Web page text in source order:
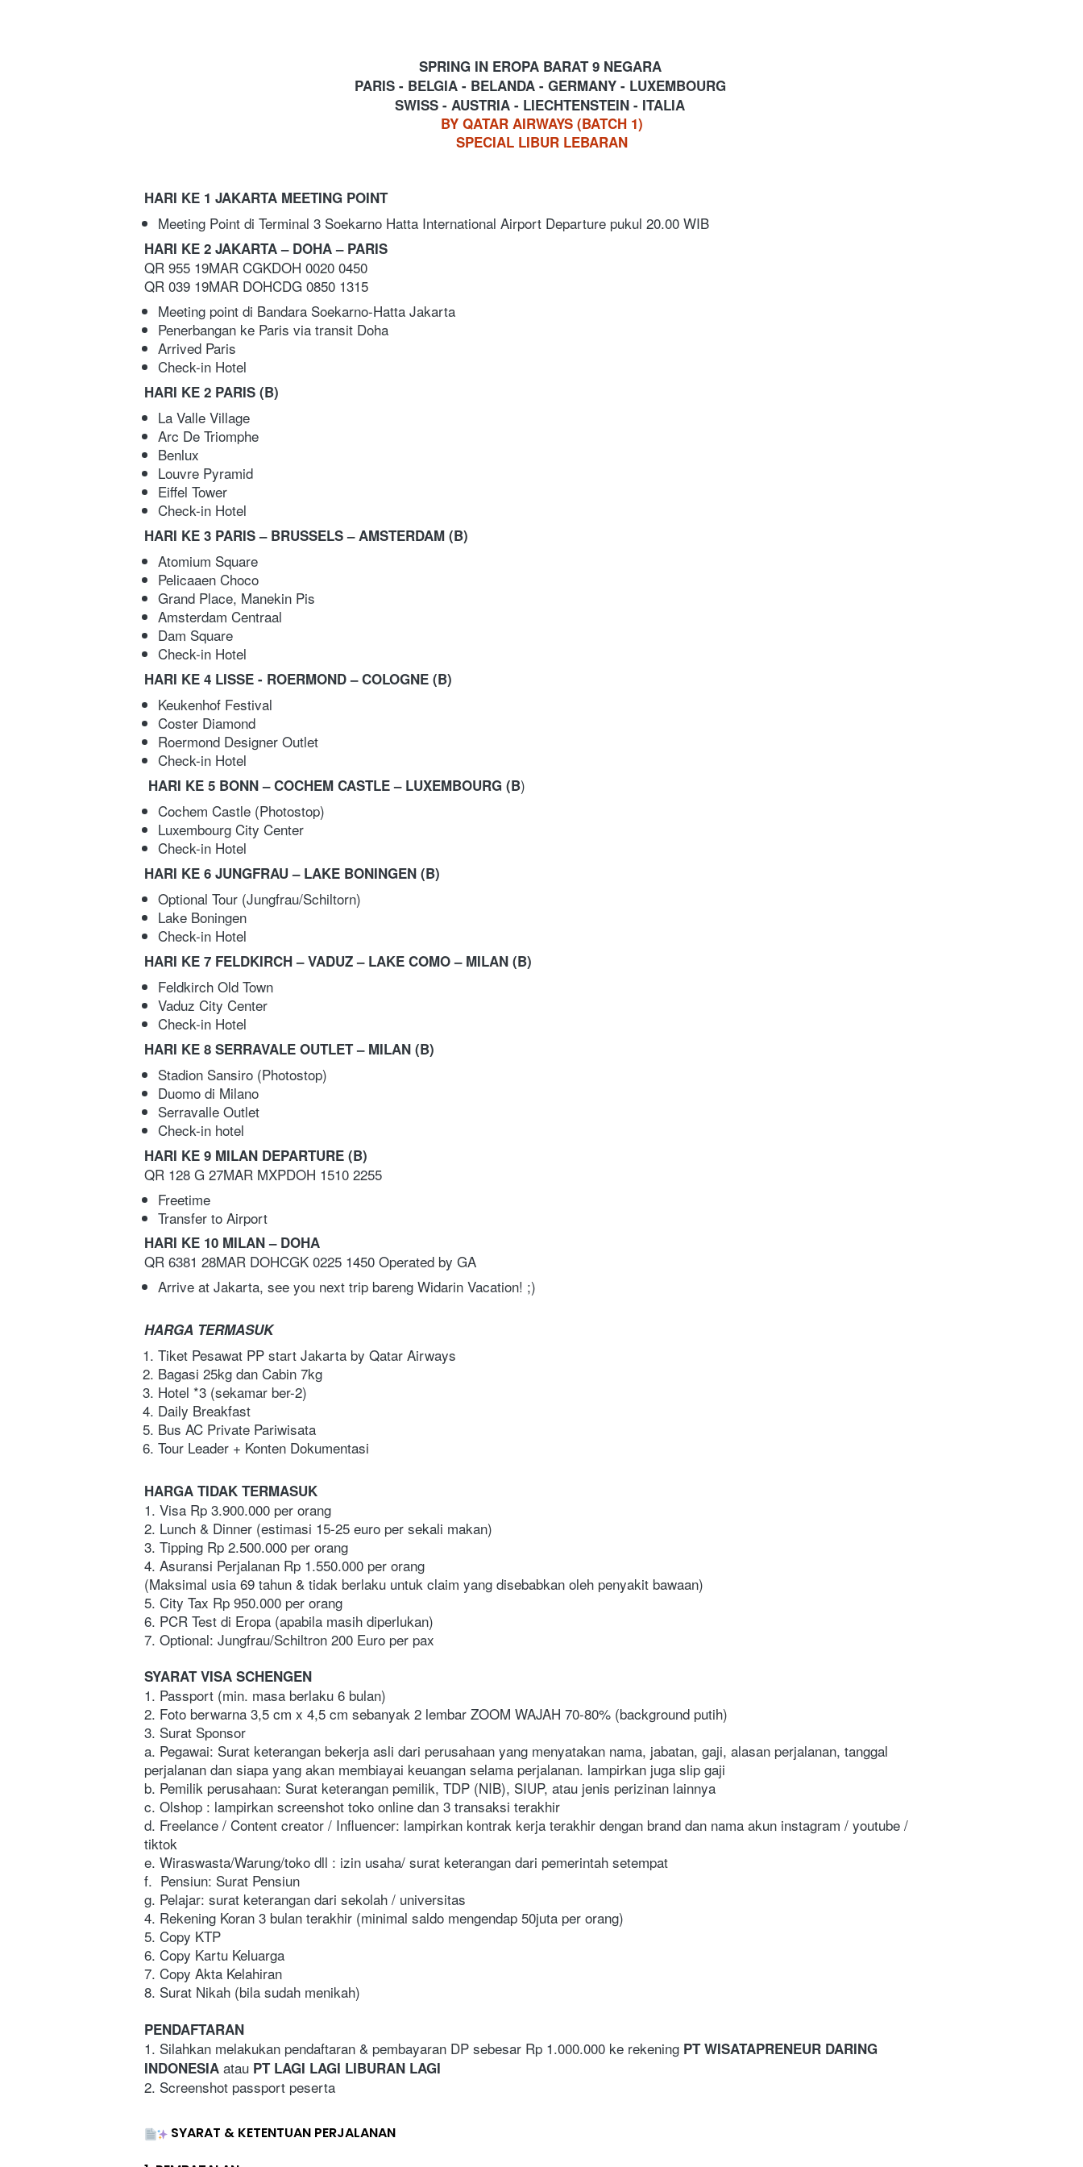
SPRING IN EROPA BARAT 9 NEGARA
PARIS - BELGIA - BELANDA - GERMANY - LUXEMBOURG
SWISS - AUSTRIA - LIECHTENSTEIN - ITALIA
BY QATAR AIRWAYS (BATCH 1)
SPECIAL LIBUR LEBARAN
HARI KE 1 JAKARTA MEETING POINT
Meeting Point di Terminal 3 Soekarno Hatta International Airport Departure pukul 20.00 WIB
HARI KE 2 JAKARTA – DOHA – PARIS
QR 955 19MAR CGKDOH 0020 0450
QR 039 19MAR DOHCDG 0850 1315
Meeting point di Bandara Soekarno-Hatta Jakarta
Penerbangan ke Paris via transit Doha
Arrived Paris
Check-in Hotel
HARI KE 2 PARIS (B)
La Valle Village
Arc De Triomphe
Benlux
Louvre Pyramid
Eiffel Tower
Check-in Hotel
HARI KE 3 PARIS – BRUSSELS – AMSTERDAM (B)
Atomium Square
Pelicaaen Choco
Grand Place, Manekin Pis
Amsterdam Centraal
Dam Square
Check-in Hotel
HARI KE 4 LISSE - ROERMOND – COLOGNE (B)
Keukenhof Festival
Coster Diamond
Roermond Designer Outlet
Check-in Hotel
HARI KE 5 BONN – COCHEM CASTLE – LUXEMBOURG (B)
Cochem Castle (Photostop)
Luxembourg City Center
Check-in Hotel
HARI KE 6 JUNGFRAU – LAKE BONINGEN (B)
Optional Tour (Jungfrau/Schiltorn)
Lake Boningen
Check-in Hotel
HARI KE 7 FELDKIRCH – VADUZ – LAKE COMO – MILAN (B)
Feldkirch Old Town
Vaduz City Center
Check-in Hotel
HARI KE 8 SERRAVALE OUTLET – MILAN (B)
Stadion Sansiro (Photostop)
Duomo di Milano
Serravalle Outlet
Check-in hotel
HARI KE 9 MILAN DEPARTURE (B)
QR 128 G 27MAR MXPDOH 1510 2255
Freetime
Transfer to Airport
HARI KE 10 MILAN – DOHA
QR 6381 28MAR DOHCGK 0225 1450 Operated by GA
Arrive at Jakarta, see you next trip bareng Widarin Vacation! ;)
HARGA TERMASUK
Tiket Pesawat PP start Jakarta by Qatar Airways
Bagasi 25kg dan Cabin 7kg
Hotel *3 (sekamar ber-2)
Daily Breakfast
Bus AC Private Pariwisata
Tour Leader + Konten Dokumentasi
HARGA TIDAK TERMASUK
1. Visa Rp 3.900.000 per orang
2. Lunch & Dinner (estimasi 15-25 euro per sekali makan)
3. Tipping Rp 2.500.000 per orang
4. Asuransi Perjalanan Rp 1.550.000 per orang
(Maksimal usia 69 tahun & tidak berlaku untuk claim yang disebabkan oleh penyakit bawaan)
5. City Tax Rp 950.000 per orang
6. PCR Test di Eropa (apabila masih diperlukan)
7. Optional: Jungfrau/Schiltron 200 Euro per pax
SYARAT VISA SCHENGEN
1. Passport (min. masa berlaku 6 bulan)
2. Foto berwarna 3,5 cm x 4,5 cm sebanyak 2 lembar ZOOM WAJAH 70-80% (background putih)
3. Surat Sponsor
a. Pegawai: Surat keterangan bekerja asli dari perusahaan yang menyatakan nama, jabatan, gaji, alasan perjalanan, tanggal
perjalanan dan siapa yang akan membiayai keuangan selama perjalanan. lampirkan juga slip gaji
b. Pemilik perusahaan: Surat keterangan pemilik, TDP (NIB), SIUP, atau jenis perizinan lainnya
c. Olshop : lampirkan screenshot toko online dan 3 transaksi terakhir
d. Freelance / Content creator / Influencer: lampirkan kontrak kerja terakhir dengan brand dan nama akun instagram / youtube /
tiktok
e. Wiraswasta/Warung/toko dll : izin usaha/ surat keterangan dari pemerintah setempat
f.  Pensiun: Surat Pensiun
g. Pelajar: surat keterangan dari sekolah / universitas
4. Rekening Koran 3 bulan terakhir (minimal saldo mengendap 50juta per orang)
5. Copy KTP
6. Copy Kartu Keluarga
7. Copy Akta Kelahiran
8. Surat Nikah (bila sudah menikah)
PENDAFTARAN
1. Silahkan melakukan pendaftaran & pembayaran DP sebesar Rp 1.000.000 ke rekening PT WISATAPRENEUR DARING
INDONESIA atau PT LAGI LAGI LIBURAN LAGI
2. Screenshot passport peserta
SYARAT & KETENTUAN PERJALANAN